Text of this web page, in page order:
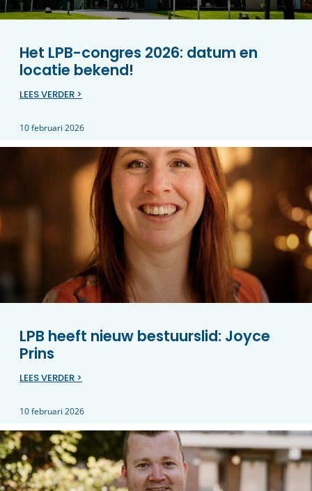
Het LPB-congres 2026: datum en
locatie bekend!
LEES VERDER >
10 februari 2026
LPB heeft nieuw bestuurslid: Joyce
Prins
LEES VERDER >
10 februari 2026